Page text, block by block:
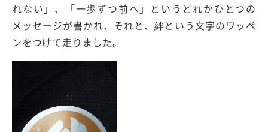
れない」、「一歩ずつ前へ」というどれかひとつの
メッセージが書かれ、それと、絆という文字のワッペ
ンをつけて走りました。